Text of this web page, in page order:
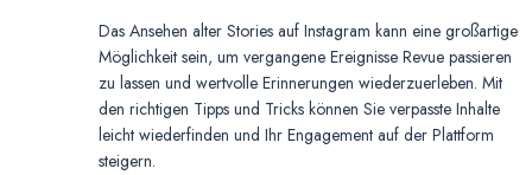
Das Ansehen alter Stories auf Instagram kann eine großartige
Möglichkeit sein, um vergangene Ereignisse Revue passieren
zu lassen und wertvolle Erinnerungen wiederzuerleben. Mit
den richtigen Tipps und Tricks können Sie verpasste Inhalte
leicht wiederfinden und Ihr Engagement auf der Plattform
steigern.